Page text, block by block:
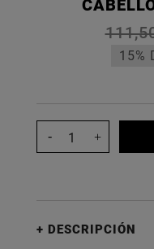
15%
DESCRIPCIÓN